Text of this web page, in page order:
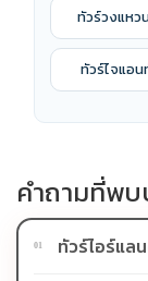
ทัวร์วงแหว
ทัวร์ไจแอ
คำถามที่พบ
01 ทัวร์ไอร์แล